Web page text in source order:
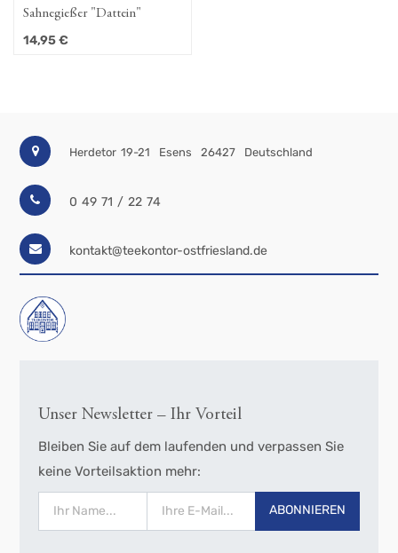
Sahnegießer "Dattein"
14,95€
Herdetor 19-21 Esens 26427 Deutschland
0 49 71 / 22 74
kontakt@teekontor-ostfriesland.de
Unser Newsletter – Ihr Vorteil
Bleiben Sie auf dem laufenden und verpassen Sie
keine Vorteilsaktion mehr:
ABONNIEREN